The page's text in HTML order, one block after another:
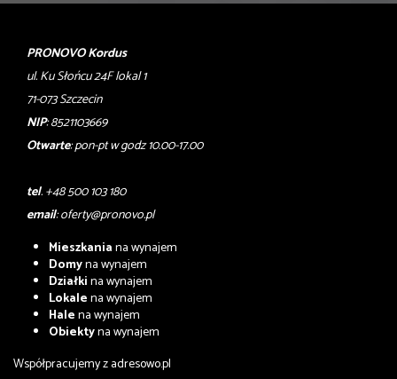
PRONOVO Kordus
ul. Ku Słońcu 24F lokal 1
71-073 Szczecin
NIP: 8521103669
Otwarte: pon-pt w godz 10.00-17.00
tel. +48 500 103 180
email:oferty@pronovo.pl
Mieszkaniana wynajem
Domyna wynajem
Działkina wynajem
Lokalena wynajem
Halena wynajem
Obiektyna wynajem
Współpracujemy zadresowo.pl